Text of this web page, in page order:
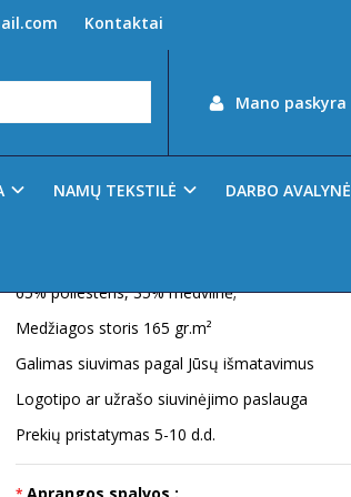
Kontaktai
Mano paskyra
NAMŲ TEKSTILĖ DARBO AVALYNĖ
Turimas kiekis: 120
65% poliesteris, 35% medvilnė;
Medžiagos storis 165 gr.m²
Galimas siuvimas pagal Jūsų išmatavimus
Logotipo ar užrašo siuvinėjimo paslauga
Prekių pristatymas 5-10 d.d.